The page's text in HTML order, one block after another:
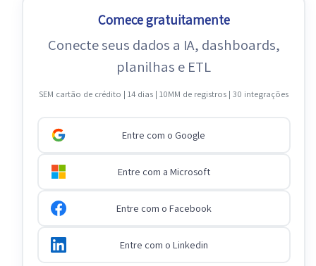
Comece gratuitamente
Conecte seus dados a IA, dashboards,
planilhas e ETL
SEM cartão de crédito | 14 dias | 10MM de registros | 30 integrações
Entre com o Google
Entre com a Microsoft
Entre com o Facebook
Entre com o Linkedin